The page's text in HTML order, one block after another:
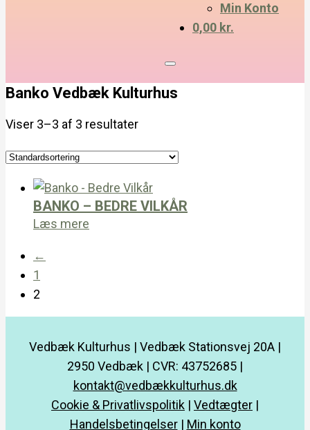
Min Konto
0,00 kr.
Banko Vedbæk Kulturhus
Viser 3–3 af 3 resultater
BANKO – BEDRE VILKÅR
Læs mere
←
1
2
Vedbæk Kulturhus | Vedbæk Stationsvej 20A |
2950 Vedbæk | CVR: 43752685 |
kontakt@vedbækkulturhus.dk
Cookie & Privatlivspolitik | Vedtægter |
Handelsbetingelser| Min konto